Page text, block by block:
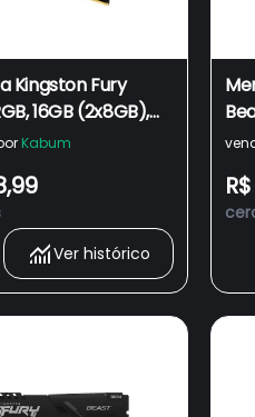
Kingston Fury
16GB (2x8GB),
DDR4, CL16, Preto
Kabum
Ver histórico